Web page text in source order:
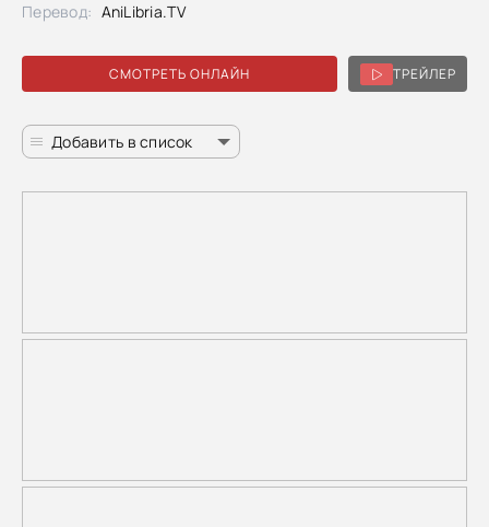
СМОТРЕТЬ ОНЛАЙН ТРЕЙЛЕР
Добавить в список
Перевод: AniLibria.TV